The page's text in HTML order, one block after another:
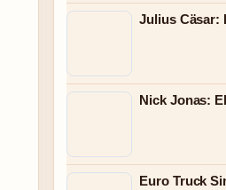
Julius Cäsar:
Nick Jonas:
Euro Truck